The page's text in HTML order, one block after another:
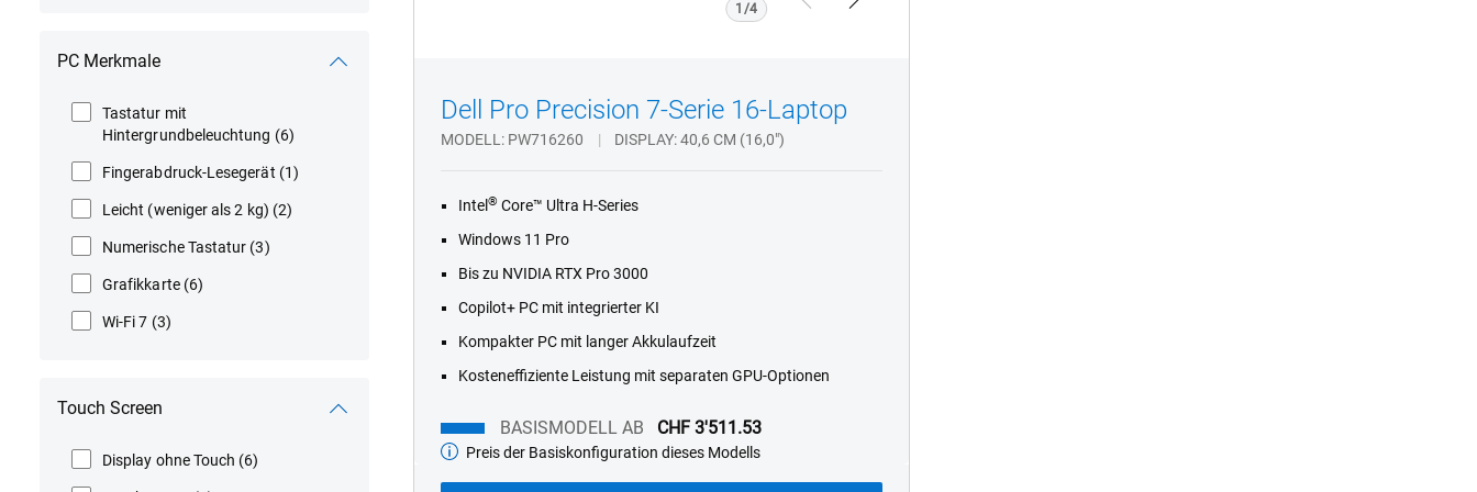
PC Merkmale
Tastatur mit
Hintergrundbeleuchtung (6)
Fingerabdruck-Lesegerät (1)
Leicht (weniger als 2 kg) (2)
Numerische Tastatur (3)
Grafikkarte (6)
Wi-Fi 7 (3)
Touch Screen
Display ohne Touch (6)
1/4 PreviousNext
Dell Pro Precision 7-Serie 16-Laptop
MODELL PW716260 DISPLAY 40,6 CM (16,0")
Intel ® Core™ Ultra H-Series
Windows 11 Pro
Bis zu NVIDIA RTX Pro 3000
Copilot+ PC mit integrierter KI
Kompakter PC mit langer Akkulaufzeit
Kosteneffiziente Leistung mit separaten GPU-Optionen
BASISMODELL AB CHF 3'511.53
Basismodell
Preis der Basiskonfiguration dieses Modells